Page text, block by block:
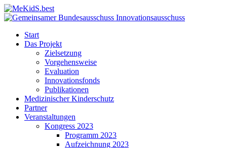
Start
Das Projekt
Zielsetzung
Vorgehensweise
Evaluation
Innovationsfonds
Publikationen
Medizinischer Kinderschutz
Partner
Veranstaltungen
Kongress 2023
Programm 2023
Aufzeichnung 2023